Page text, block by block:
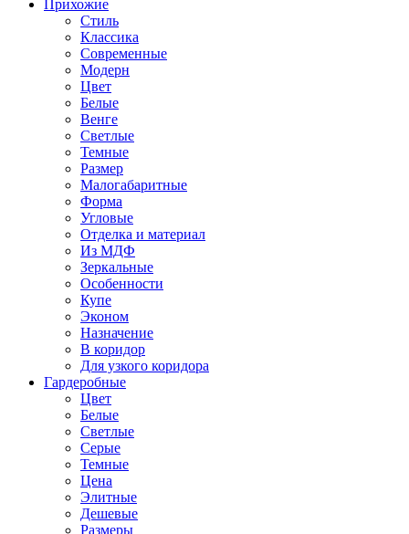
Прихожие
Стиль
Классика
Современные
Модерн
Цвет
Белые
Венге
Светлые
Темные
Размер
Малогабаритные
Форма
Угловые
Отделка и материал
Из МДФ
Зеркальные
Особенности
Купе
Эконом
Назначение
В коридор
Для узкого коридора
Гардеробные
Цвет
Белые
Светлые
Серые
Темные
Цена
Элитные
Дешевые
Размеры